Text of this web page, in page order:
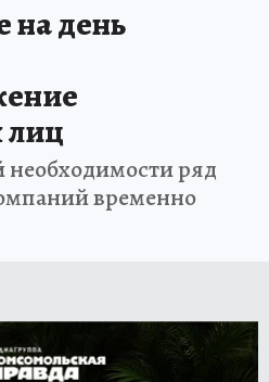
на день
необходимости ряд
временно